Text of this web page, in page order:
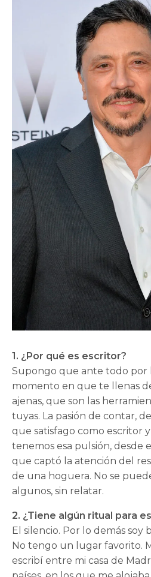
1. ¿Por qué es escritor?
Supongo que ante todo por
momento en que te llenas
ajenas, que son las
tuyas. La pasión de contar,
que satisfago como escritor
tenemos esa pulsión, desde
que captó la atención del
de una hoguera. No se
algunos, sin relatar.
2. ¿Tiene algún ritual para
El silencio. Por lo demás soy
No tengo un lugar favorito.
escribí entre mi casa de